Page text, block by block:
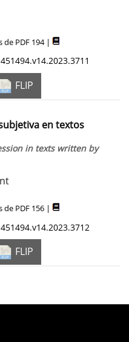
de PDF 194 |
FLIP
en textos
in texts written by
de PDF 156 |
FLIP